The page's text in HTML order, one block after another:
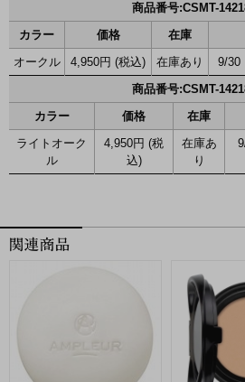
商品番号:CSMT-
カラー
価格 在庫
オークル
4,950円 (税込) 在庫あり
9/30
商品番号:CSMT-
カラー
価格 在庫
ライトオーク
ル
4,950円 (税
込)
在庫あ
り